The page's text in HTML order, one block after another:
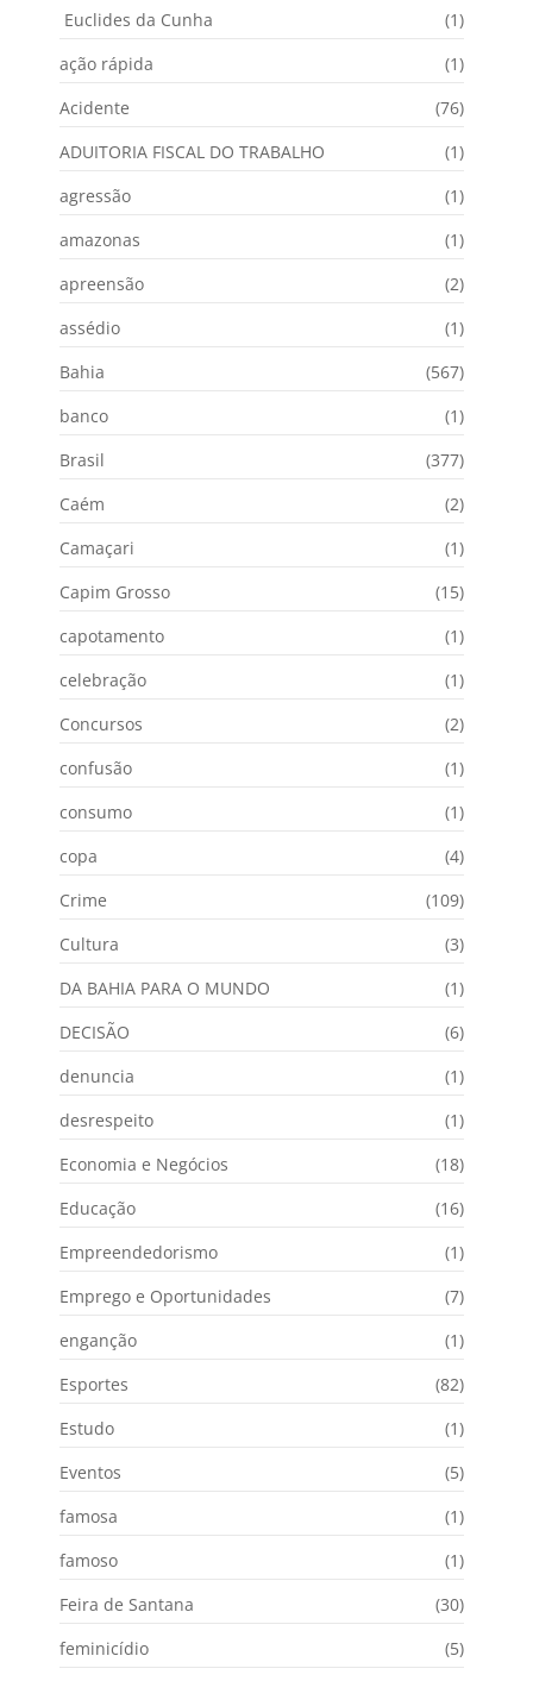
Euclides da Cunha
(1)
ação rápida
(1)
Acidente
(76)
ADUITORIA FISCAL DO TRABALHO
(1)
agressão
(1)
amazonas
(1)
apreensão
(2)
assédio
(1)
Bahia
(567)
banco
(1)
Brasil
(377)
Caém
(2)
Camaçari
(1)
Capim Grosso
(15)
capotamento
(1)
celebração
(1)
Concursos
(2)
confusão
(1)
consumo
(1)
copa
(4)
Crime
(109)
Cultura
(3)
DA BAHIA PARA O MUNDO
(1)
DECISÃO
(6)
denuncia
(1)
desrespeito
(1)
Economia e Negócios
(18)
Educação
(16)
Empreendedorismo
(1)
Emprego e Oportunidades
(7)
enganção
(1)
Esportes
(82)
Estudo
(1)
Eventos
(5)
famosa
(1)
famoso
(1)
Feira de Santana
(30)
feminicídio
(5)